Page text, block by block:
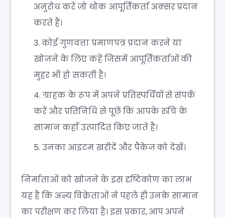
अनुरोध करें जो थोक आपूर्तिकर्ता अक्सर प्रदान
करते हैं।
कोई गुणवत्ता प्रमाणपत्र प्रदान करने या
खोजने के लिए कहें जिसमें आपूर्तिकर्ताओं की
मुहर भी हो सकती है।
ग्राहक के रूप में अपने प्रतिस्पर्धियों से संपर्क
करें और प्रतिनिधि से पूछें कि आपके रुचि के
सामान कहाँ उत्पादित किए जाते हैं।
उनका आइटम खरीदें और पैकेज को देखें।
निर्माताओं को खोजने के इस दृष्टिकोण का लाभ
यह है कि अन्य विक्रेताओं ने पहले ही उनके सामान
का परीक्षण कर लिया है। इस प्रकार, आप अपने